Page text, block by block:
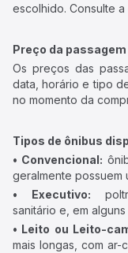
escolhido. Consulte
Preço da passagem
Os preços das
data, horário e tipo
no momento da
Tipos de ônibus
• Convencional:
geralmente possuem
• Executivo:
sanitário e, em
• Leito ou Leito-
mais longas, com ar-